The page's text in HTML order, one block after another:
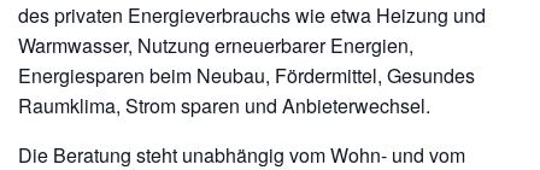
des privaten Energieverbrauchs wie etwa Heizung und
Warmwasser, Nutzung erneuerbarer Energien,
Energiesparen beim Neubau, Fördermittel, Gesundes
Raumklima, Strom sparen und Anbieterwechsel.
Die Beratung steht unabhängig vom Wohn- und vom